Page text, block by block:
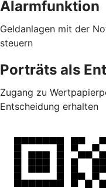
Alarmfunktion
Geldanlagen mit der
steuern
Porträts als
Zugang zu
Entscheidung erhalten